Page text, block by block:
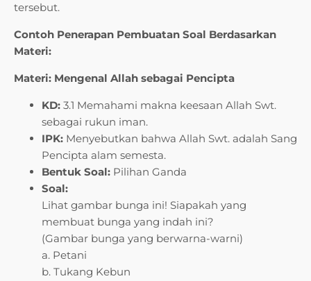
tersebut.
Contoh Penerapan Pembuatan Soal Berdasarkan
Materi:
Materi: Mengenal Allah sebagai Pencipta
KD: 3.1 Memahami makna keesaan Allah Swt.
sebagai rukun iman.
IPK: Menyebutkan bahwa Allah Swt. adalah Sang
Pencipta alam semesta.
Bentuk Soal: Pilihan Ganda
Soal:
Lihat gambar bunga ini! Siapakah yang
membuat bunga yang indah ini?
(Gambar bunga yang berwarna-warni)
a. Petani
b. Tukang Kebun